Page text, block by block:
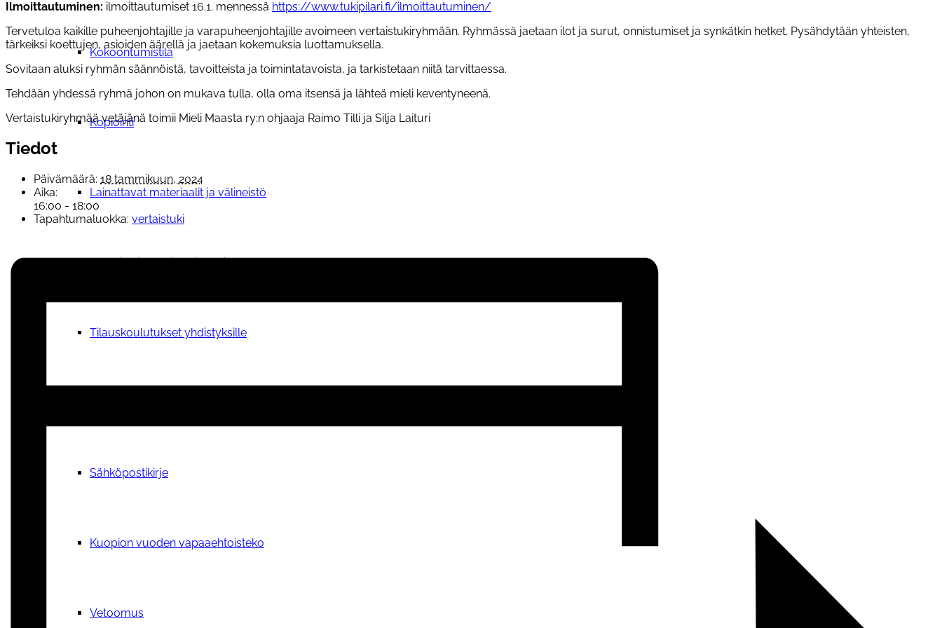
Kokoontumistila
Kopiointi
Lainattavat materiaalit ja välineistö
Materiaalipankki yhdistyksille
Tilauskoulutukset yhdistyksille
Sähköpostikirje
Kuopion vuoden vapaaehtoisteko
Vetoomus
Ilmoittautuminen: ilmoittautumiset 16.1. mennessä https://www.tukipilari.fi/ilmoittautuminen/
Tervetuloa kaikille puheenjohtajille ja varapuheenjohtajille avoimeen vertaistukiryhmään. Ryhmässä jaetaan ilot ja surut, onnistumiset ja synkätkin hetket. Pysähdytään yhteisten,
tärkeiksi koettujen, asioiden äärellä ja jaetaan kokemuksia luottamuksella.
Sovitaan aluksi ryhmän säännöistä, tavoitteista ja toimintatavoista, ja tarkistetaan niitä tarvittaessa.
Tehdään yhdessä ryhmä johon on mukava tulla, olla oma itsensä ja lähteä mieli keventyneenä.
Vertaistukiryhmää vetäjänä toimii Mieli Maasta ry:n ohjaaja Raimo Tilli ja Silja Laituri
Tiedot
Päivämäärä: 18 tammikuun, 2024
Aika:
16:00 - 18:00
Tapahtumaluokka: vertaistuki